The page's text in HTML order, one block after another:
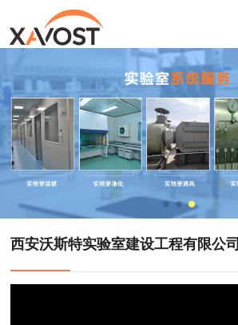
西安沃斯特实验室建设工程有限公司